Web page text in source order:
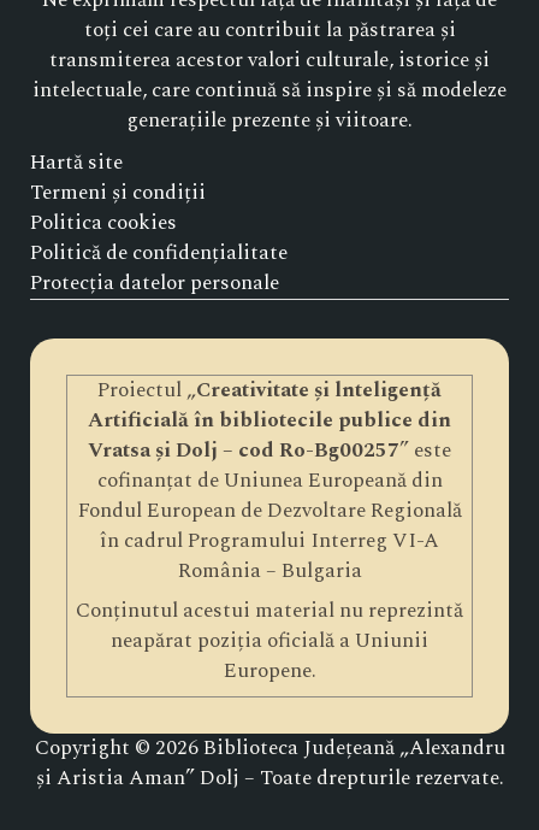
toți cei care au contribuit la păstrarea și
transmiterea acestor valori culturale, istorice și
intelectuale, care continuă să inspire și să modeleze
generațiile prezente și viitoare.
Hartă site
Termeni și condiții
Politica cookies
Politică de confidențialitate
Protecția datelor personale
Proiectul „Creativitate și lnteligență
Artificială în bibliotecile publice din
Vratsa și Dolj – cod Ro-Bg00257” este
cofinanțat de Uniunea Europeană din
Fondul European de Dezvoltare Regională
în cadrul Programului Interreg VI-A
România – Bulgaria
Conținutul acestui material nu reprezintă
neapărat poziția oficială a Uniunii
Europene.
Copyright © 2026 Biblioteca Județeană „Alexandru
și Aristia Aman” Dolj – Toate drepturile rezervate.